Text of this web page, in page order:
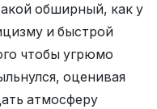
обширный, как у
и быстрой
чтобы угрюмо
оценивая
атмосферу